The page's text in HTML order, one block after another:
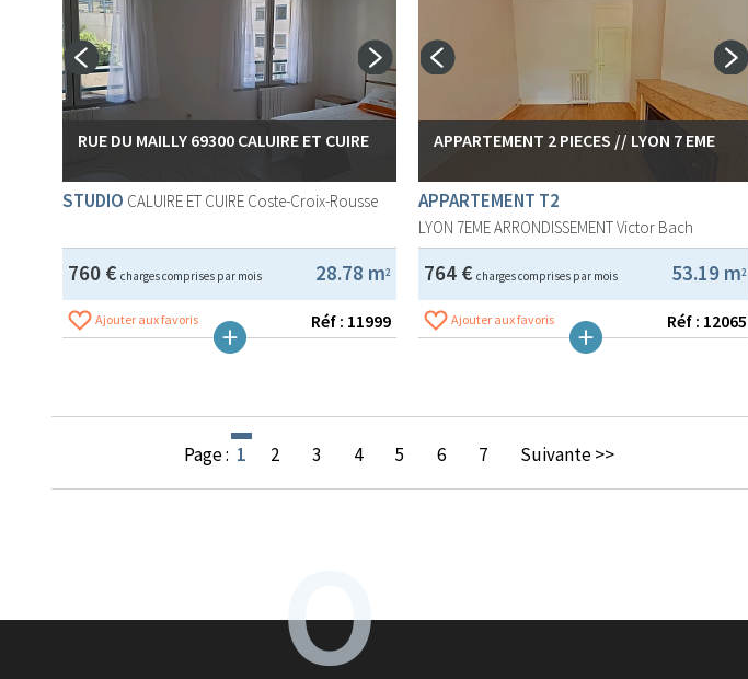
RUE DU MAILLY 69300 CALUIRE ET CUIRE
STUDIO CALUIRE ET CUIRE Coste-Croix-Rousse
28.78 m2
760 € charges comprises par mois
Ajouter aux favoris Réf : 11999
APPARTEMENT 2 PIECES // LYON 7 EME
APPARTEMENT T2
LYON 7EME ARRONDISSEMENTVictor Bach
53.19 m2
764 € charges comprises par mois
Ajouter aux favoris Réf : 12065
Page : 1 2 3 4 5 6 7 Suivante >>